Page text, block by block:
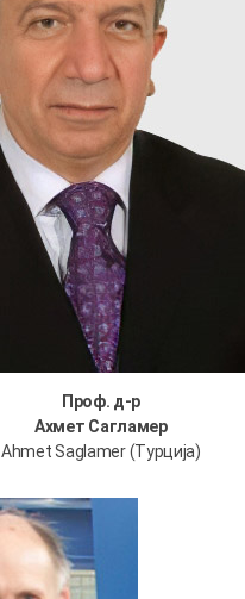
Проф. д-р
Ахмет Сагламер
Ahmet Saglamer (Турција)